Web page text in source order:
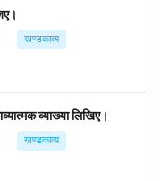
खण्डकाव्य
व्याख्या लिखिए।
खण्डकाव्य